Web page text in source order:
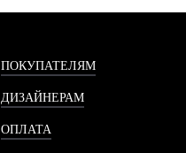
ПОКУПАТЕЛЯМ
ДИЗАЙНЕРАМ
ОПЛАТА